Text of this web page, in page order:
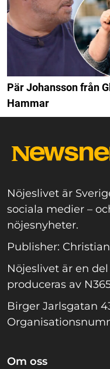
Pär Johansson från
Hammar
Nöjeslivet är
sociala medier –
nöjesnyheter.
Publisher:
Nöjeslivet är en
produceras av
Birger Jarlsgatan
Om oss